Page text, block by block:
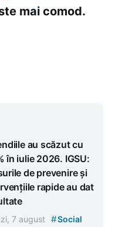
mai comod.
au scăzut cu
în iulie 2026. IGSU:
de prevenire și
rapide au dat
7 august #Social